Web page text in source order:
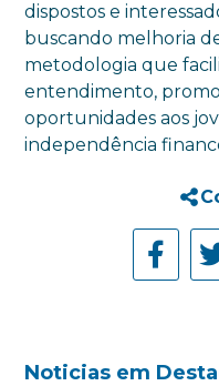
dispostos e
buscando melhoria
metodologia que
entendimento,
oportunidades aos
independência
Noticias em